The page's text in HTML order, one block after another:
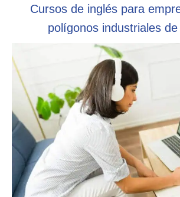
Cursos de inglés para
polígonos industriales